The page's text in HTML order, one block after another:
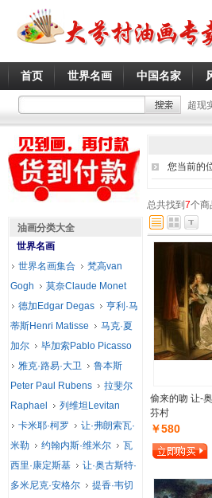
首页 世界名画 中国名家
超现
您当前的
总共找到 7个商
偷来的吻 让-
芬村
￥580
油画分类大全
世界名画
世界名画集合
梵高van
Gogh
莫奈Claude Monet
德加Edgar Degas
亨利·马
蒂斯Henri Matisse
马克·夏
加尔
毕加索Pablo Picasso
雅克·路易·大卫
鲁本斯
Peter Paul Rubens
拉斐尔
Raphael
列维坦Levitan
卡米耶·柯罗
让·弗朗索瓦·
米勒
约翰内斯·维米尔
瓦
西里·康定斯基
让·奥古斯特·
多米尼克·安格尔
提香·韦切